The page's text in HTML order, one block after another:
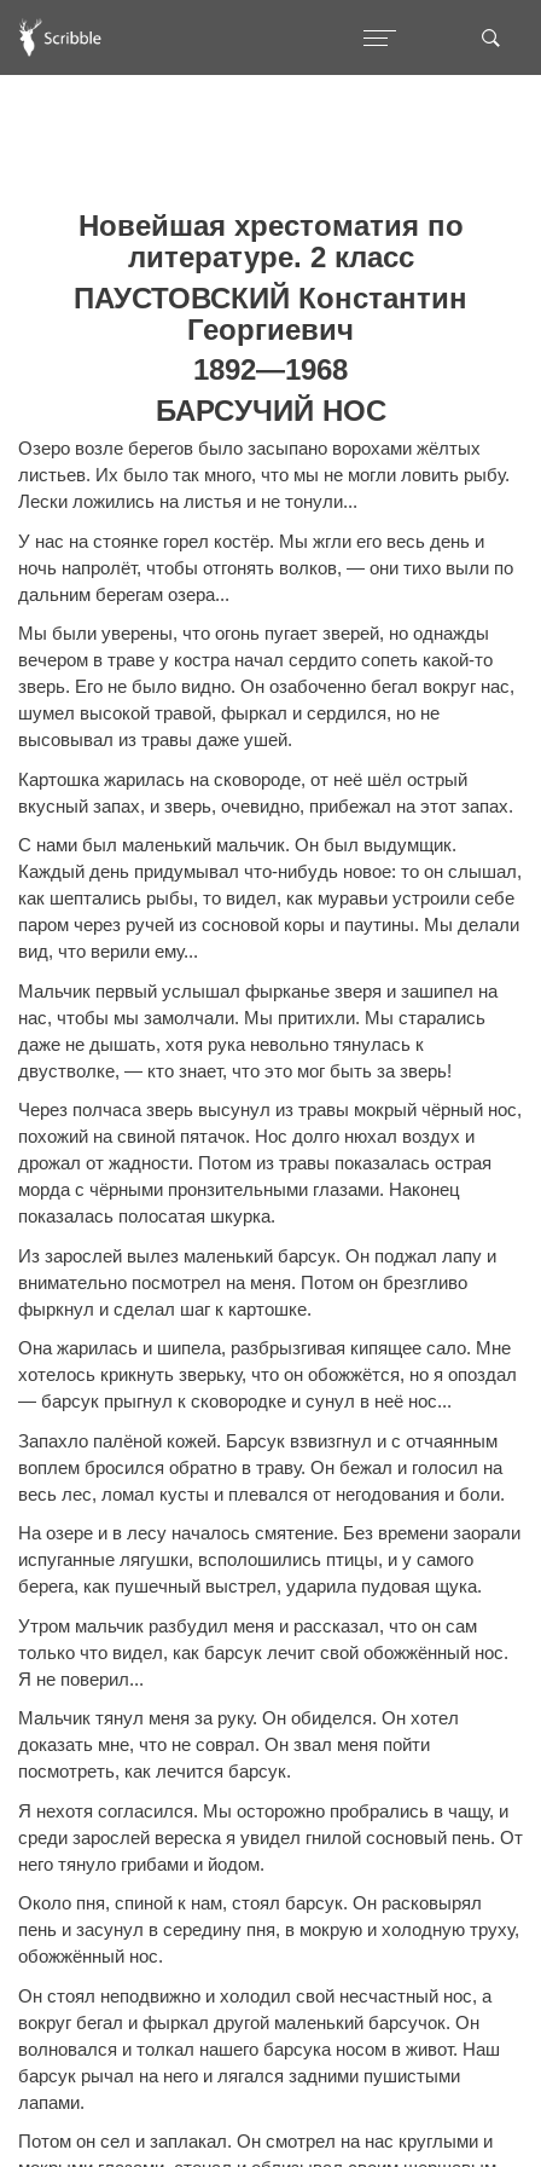
Новейшая хрестоматия по
литературе. 2 класс
ПАУСТОВСКИЙ Константин
Георгиевич
1892—1968
БАРСУЧИЙ НОС
Озеро возле берегов было засыпано ворохами жёлтых
листьев. Их было так много, что мы не могли ловить рыбу.
Лески ложились на листья и не тонули...
У нас на стоянке горел костёр. Мы жгли его весь день и
ночь напролёт, чтобы отгонять волков, — они тихо выли по
дальним берегам озера...
Мы были уверены, что огонь пугает зверей, но однажды
вечером в траве у костра начал сердито сопеть какой-то
зверь. Его не было видно. Он озабоченно бегал вокруг нас,
шумел высокой травой, фыркал и сердился, но не
высовывал из травы даже ушей.
Картошка жарилась на сковороде, от неё шёл острый
вкусный запах, и зверь, очевидно, прибежал на этот запах.
С нами был маленький мальчик. Он был выдумщик.
Каждый день придумывал что-нибудь новое: то он слышал,
как шептались рыбы, то видел, как муравьи устроили себе
паром через ручей из сосновой коры и паутины. Мы делали
вид, что верили ему...
Мальчик первый услышал фырканье зверя и зашипел на
нас, чтобы мы замолчали. Мы притихли. Мы старались
даже не дышать, хотя рука невольно тянулась к
двустволке, — кто знает, что это мог быть за зверь!
Через полчаса зверь высунул из травы мокрый чёрный нос,
похожий на свиной пятачок. Нос долго нюхал воздух и
дрожал от жадности. Потом из травы показалась острая
морда с чёрными пронзительными глазами. Наконец
показалась полосатая шкурка.
Из зарослей вылез маленький барсук. Он поджал лапу и
внимательно посмотрел на меня. Потом он брезгливо
фыркнул и сделал шаг к картошке.
Она жарилась и шипела, разбрызгивая кипящее сало. Мне
хотелось крикнуть зверьку, что он обожжётся, но я опоздал
— барсук прыгнул к сковородке и сунул в неё нос...
Запахло палёной кожей. Барсук взвизгнул и с отчаянным
воплем бросился обратно в траву. Он бежал и голосил на
весь лес, ломал кусты и плевался от негодования и боли.
На озере и в лесу началось смятение. Без времени заорали
испуганные лягушки, всполошились птицы, и у самого
берега, как пушечный выстрел, ударила пудовая щука.
Утром мальчик разбудил меня и рассказал, что он сам
только что видел, как барсук лечит свой обожжённый нос.
Я не поверил...
Мальчик тянул меня за руку. Он обиделся. Он хотел
доказать мне, что не соврал. Он звал меня пойти
посмотреть, как лечится барсук.
Я нехотя согласился. Мы осторожно пробрались в чащу, и
среди зарослей вереска я увидел гнилой сосновый пень. От
него тянуло грибами и йодом.
Около пня, спиной к нам, стоял барсук. Он расковырял
пень и засунул в середину пня, в мокрую и холодную труху,
обожжённый нос.
Он стоял неподвижно и холодил свой несчастный нос, а
вокруг бегал и фыркал другой маленький барсучок. Он
волновался и толкал нашего барсука носом в живот. Наш
барсук рычал на него и лягался задними пушистыми
лапами.
Потом он сел и заплакал. Он смотрел на нас круглыми и